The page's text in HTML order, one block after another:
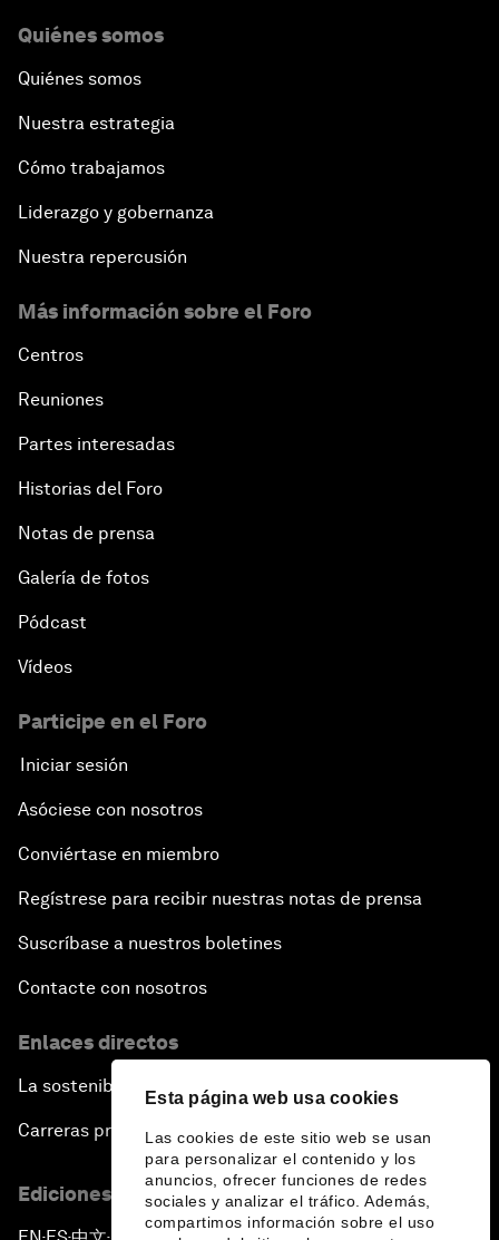
Esta página web usa cookies
Las cookies de este sitio web se usan
para personalizar el contenido y los
anuncios, ofrecer funciones de redes
sociales y analizar el tráfico. Además,
compartimos información sobre el uso
Quiénes somos
Quiénes somos
Nuestra estrategia
Cómo trabajamos
Liderazgo y gobernanza
Nuestra repercusión
Más información sobre el Foro
Centros
Reuniones
Partes interesadas
Historias del Foro
Notas de prensa
Galería de fotos
Pódcast
Vídeos
Participe en el Foro
Iniciar sesión
Asóciese con nosotros
Conviértase en miembro
Regístrese para recibir nuestras notas de prensa
Suscríbase a nuestros boletines
Contacte con nosotros
Enlaces directos
La sostenibilidad en el Foro
Carreras profesionales
Ediciones en otros idiomas
▪ ▪ ▪